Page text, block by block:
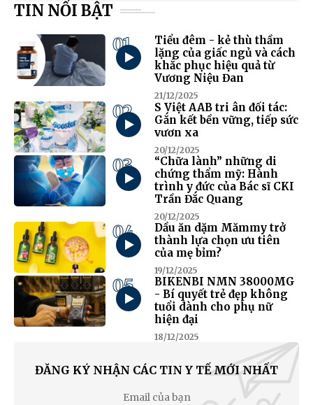
TIN NỔI BẬT
01
Tiểu đêm - kẻ thù thầm
lặng của giấc ngủ và cách
khắc phục hiệu quả từ
Vương Niệu Đan
21/12/2025
02
S Việt AAB tri ân đối tác:
Gắn kết bền vững, tiếp sức
vươn xa
20/12/2025
03
“Chữa lành” những di
chứng thẩm mỹ: Hành
trình y đức của Bác sĩ CKI
Trần Đắc Quang
20/12/2025
04
Dầu ăn dặm Mămmy trở
thành lựa chọn ưu tiên
của mẹ bỉm?
19/12/2025
05
BIKENBI NMN 38000MG
- Bí quyết trẻ đẹp không
tuổi dành cho phụ nữ
hiện đại
18/12/2025
ĐĂNG KÝ NHẬN CÁC TIN Y TẾ MỚI NHẤT